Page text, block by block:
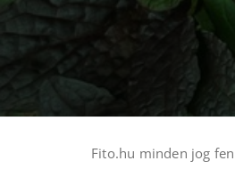
Fito.hu minden jog